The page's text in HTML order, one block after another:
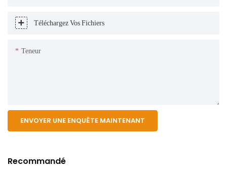
Téléchargez Vos Fichiers
Teneur
ENVOYER UNE ENQUÊTE MAINTENANT
Recommandé